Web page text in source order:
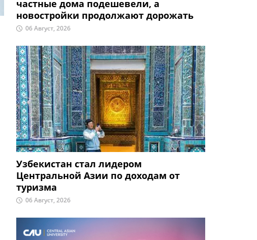
частные дома подешевели, а
новостройки продолжают дорожать
06 Август, 2026
Узбекистан стал лидером
Центральной Азии по доходам от
туризма
06 Август, 2026